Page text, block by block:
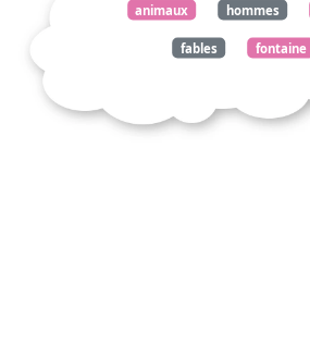
animaux hommes
fables fontaine